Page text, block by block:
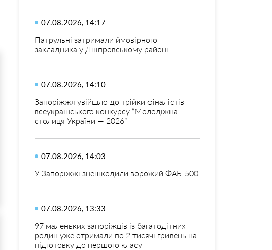
07.08.2026, 14:17
Патрульні затримали ймовірного
закладника у Дніпровському районі
07.08.2026, 14:10
Запоріжжя увійшло до трійки фіналістів
всеукраїнського конкурсу “Молодіжна
столиця України — 2026”
07.08.2026, 14:03
У Запоріжжі знешкодили ворожий ФАБ-500
07.08.2026, 13:33
97 маленьких запоріжців із багатодітних
родин уже отримали по 2 тисячі гривень на
підготовку до першого класу